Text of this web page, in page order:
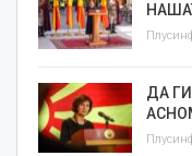
ДА